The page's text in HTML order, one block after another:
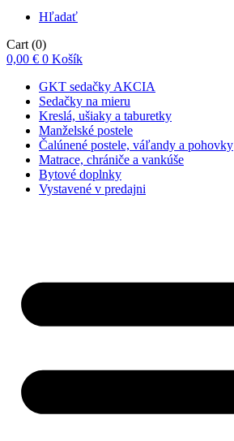
Hľadať
Cart (0)
0,00 € 0 Košík
GKT sedačky AKCIA
Sedačky na mieru
Kreslá, ušiaky a taburetky
Manželské postele
Čalúnené postele, váľandy a pohovky
Matrace, chrániče a vankúše
Bytové doplnky
Vystavené v predajni